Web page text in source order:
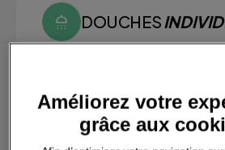
DOUCHES
SMALL GROUPS
Améliorez votre
grâce aux